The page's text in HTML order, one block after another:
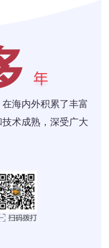
海内外积累了丰富
术成熟，深受广大